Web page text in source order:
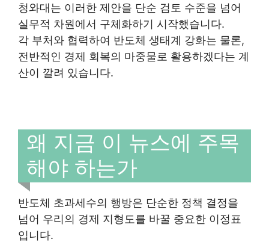
청와대는 이러한 제안을 단순 검토 수준을 넘어
실무적 차원에서 구체화하기 시작했습니다.
각 부처와 협력하여 반도체 생태계 강화는 물론,
전반적인 경제 회복의 마중물로 활용하겠다는 계
산이 깔려 있습니다.
왜 지금 이 뉴스에 주목
해야 하는가
반도체 초과세수의 행방은 단순한 정책 결정을
넘어 우리의 경제 지형도를 바꿀 중요한 이정표
입니다.